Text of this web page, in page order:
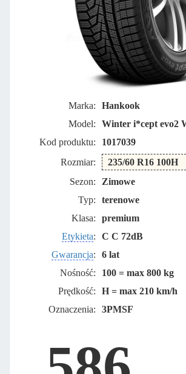
Marka:
Hankook
Model:
Winter i*cept evo2
Kod produktu:
1017039
Rozmiar:
Sezon:
Zimowe
Typ:
terenowe
Klasa:
premium
Etykieta:
C C 72dB
Gwarancja:
6 lat
Nośność:
100 = max 800 kg
Prędkość:
H = max 210 km/h
Oznaczenia:
3PMSF